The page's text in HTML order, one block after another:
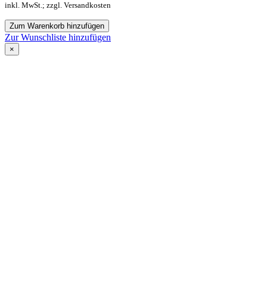
inkl. MwSt.; zzgl. Versandkosten
Zum Warenkorb hinzufügen
Zur Wunschliste hinzufügen
×